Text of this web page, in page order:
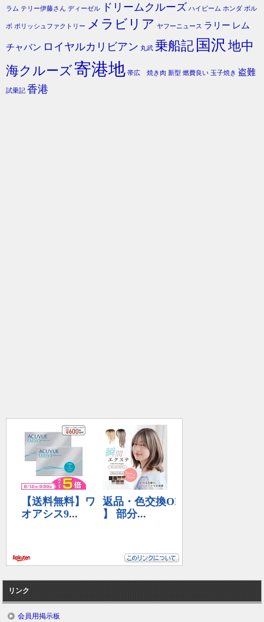
ラム テリー伊藤さん ディーゼル ドリームクルーズ ハイビーム ホンダ ボル
ボ ポリッシュファクトリー メラビリア ヤフーニュース ラリー レム
チャバン ロイヤルカリビアン 丸武 乗船記 国沢 地中
海クルーズ寄港地 帯広 焼き肉 新型 燃費良い 玉子焼き 盗難
試乗記 香港
リンク
会員用掲示板